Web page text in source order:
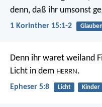
denn, daß ihr umsonst
1 Korinther 15:1-2
Denn ihr waret weiland
Licht in dem HERRN.
Epheser 5:8 Licht Kinder